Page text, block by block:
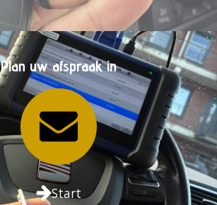
Plan uw afspraak in
Start